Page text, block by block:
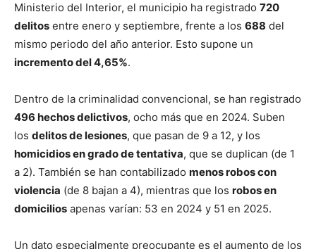
Ministerio del Interior, el municipio ha registrado 720
delitos entre enero y septiembre, frente a los 688 del
mismo periodo del año anterior. Esto supone un
incremento del 4,65%.
Dentro de la criminalidad convencional, se han registrado
496 hechos delictivos, ocho más que en 2024. Suben
los delitos de lesiones, que pasan de 9 a 12, y los
homicidios en grado de tentativa, que se duplican (de 1
a 2). También se han contabilizado menos robos con
violencia (de 8 bajan a 4), mientras que los robos en
domicilios apenas varían: 53 en 2024 y 51 en 2025.
Un dato especialmente preocupante es el aumento de los